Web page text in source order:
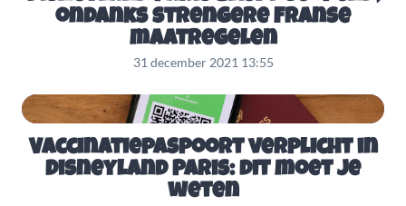
ondanks strengere Franse
maatregelen
31 december 2021 13:55
Vaccinatiepaspoort verplicht in
Disneyland Paris: dit moet je
weten